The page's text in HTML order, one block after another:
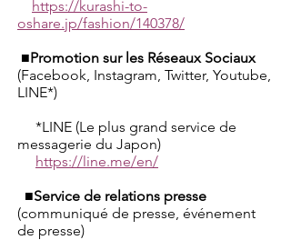
https://kurashi-to-
oshare.jp/fashion/140378/
■Promotion sur les Réseaux Sociaux
(Facebook, Instagram, Twitter, Youtube,
LINE*)
*LINE (Le plus grand service de
messagerie du Japon)
https://line.me/en/
■Service de relations presse
(communiqué de presse, événement
de presse)